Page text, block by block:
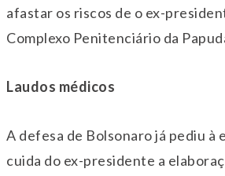
afastar os riscos de o ex-
Complexo Penitenciário da
Laudos médicos
A defesa de Bolsonaro já pediu à
cuida do ex-presidente a